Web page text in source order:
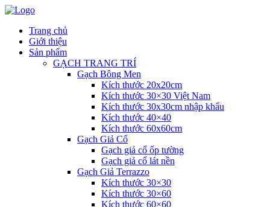
Trang chủ
Giới thiệu
Sản phẩm
GẠCH TRANG TRÍ
Gạch Bông Men
Kích thước 20x20cm
Kích thước 30×30 Việt Nam
Kích thước 30x30cm nhập khẩu
Kích thước 40×40
Kích thước 60x60cm
Gạch Giả Cổ
Gạch giả cổ ốp tường
Gạch giả cổ lát nền
Gạch Giả Terrazzo
Kích thước 30×30
Kích thước 30×60
Kích thước 60×60